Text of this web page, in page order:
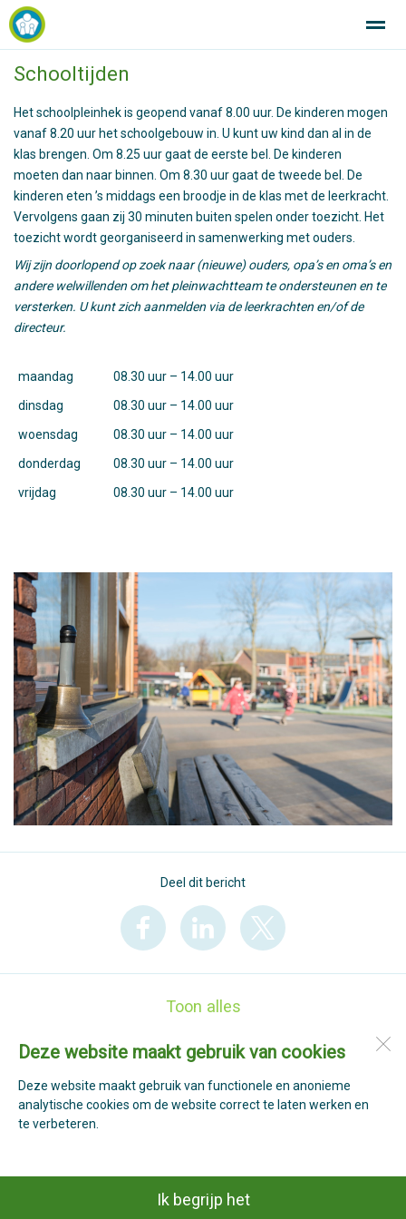
SintJan R.K. Basisschool Breezand Altijd in beweging!
Zoeken
Deze website maakt gebruik van cookies
Deze website maakt gebruik van functionele en anonieme
analytische cookies om de website correct te laten werken en
te verbeteren.
Ik begrijp het
Schooltijden
Het schoolpleinhek is geopend vanaf 8.00 uur. De kinderen mogen
vanaf 8.20 uur het schoolgebouw in. U kunt uw kind dan al in de
klas brengen. Om 8.25 uur gaat de eerste bel. De kinderen
moeten dan naar binnen. Om 8.30 uur gaat de tweede bel. De
kinderen eten ’s middags een broodje in de klas met de leerkracht.
Vervolgens gaan zij 30 minuten buiten spelen onder toezicht. Het
toezicht wordt georganiseerd in samenwerking met ouders.
Wij zijn doorlopend op zoek naar (nieuwe) ouders, opa’s en oma’s en
andere welwillenden om het pleinwachtteam te ondersteunen en te
versterken. U kunt zich aanmelden via de leerkrachten en/of de
directeur.
maandag
08.30 uur – 14.00 uur
dinsdag
08.30 uur – 14.00 uur
woensdag
08.30 uur – 14.00 uur
donderdag
08.30 uur – 14.00 uur
vrijdag
08.30 uur – 14.00 uur
Deel dit bericht
Toon alles
Past. Verhoeffpark 110
1764 GS
Breezand
ZUSeF vormgeving | Ziber DS4